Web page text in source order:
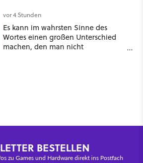
vor 4 Stunden
Es kann im wahrsten Sinne des
Wortes einen großen Unterschied
machen, den man nicht
BESTELLEN
zu Games und Hardware direkt ins Postfach